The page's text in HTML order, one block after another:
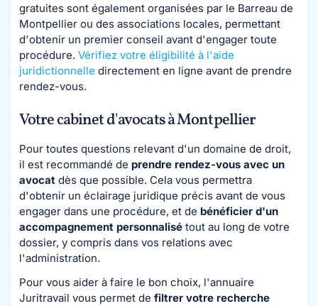
gratuites sont également organisées par le Barreau de
Montpellier ou des associations locales, permettant
d'obtenir un premier conseil avant d'engager toute
procédure. Vérifiez votre éligibilité à l'aide
juridictionnelle directement en ligne avant de prendre
rendez-vous.
Votre cabinet d'avocats à Montpellier
Pour toutes questions relevant d'un domaine de droit,
il est recommandé de prendre rendez-vous avec un
avocat dès que possible. Cela vous permettra
d'obtenir un éclairage juridique précis avant de vous
engager dans une procédure, et de bénéficier d'un
accompagnement personnalisé tout au long de votre
dossier, y compris dans vos relations avec
l'administration.
Pour vous aider à faire le bon choix, l'annuaire
Juritravail vous permet de filtrer votre recherche